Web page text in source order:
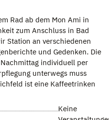
Rad ab dem Mon Ami in
zum Anschluss in Bad
Sta­tion an ver­schie­de­nen
und Geden­ken. Die
indi­vi­du­ell per
unter­wegs muss
ist eine Kaf­fee­trin­ken
Keine